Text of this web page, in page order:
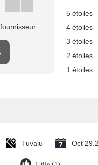
5 étoiles
4 étoiles
3 étoiles
2 étoiles
1 étoiles
Tuvalu Oct